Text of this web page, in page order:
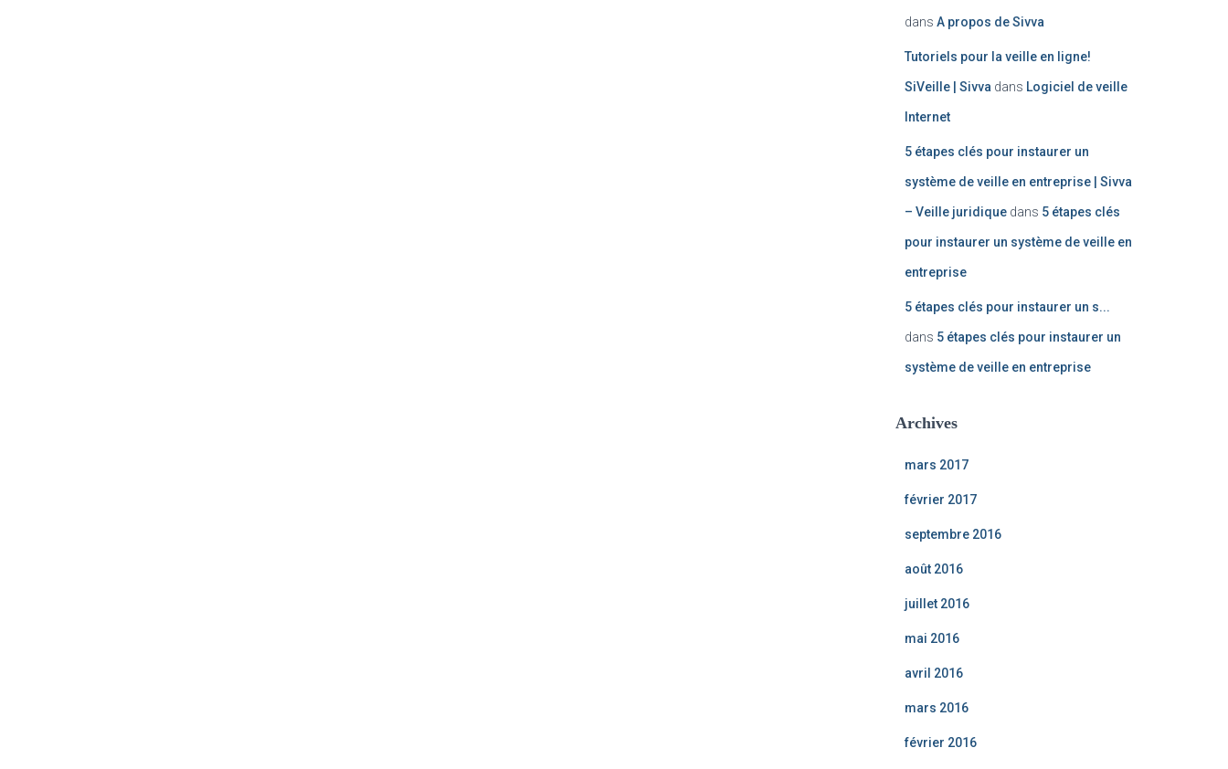
dans A propos de Sivva
Tutoriels pour la veille en ligne!
SiVeille | Sivva dans Logiciel de veille
Internet
5 étapes clés pour instaurer un
système de veille en entreprise | Sivva
– Veille juridiquedans 5 étapes clés
pour instaurer un système de veille en
entreprise
5 étapes clés pour instaurer un s...
dans 5 étapes clés pour instaurer un
système de veille en entreprise
Archives
mars 2017
février 2017
septembre 2016
août 2016
juillet 2016
mai 2016
avril 2016
mars 2016
février 2016